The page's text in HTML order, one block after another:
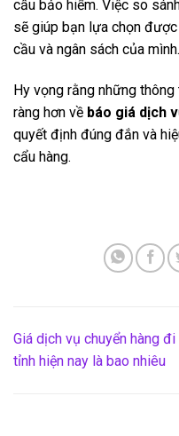
cầu bảo hiểm. Việc so
sẽ giúp bạn lựa chọn
cầu và ngân sách của mình.
Hy vọng rằng những
ràng hơn về báo giá dịch
quyết định đúng đắn và
cẩu hàng.
Giá dịch vụ chuyển hàng đi
tỉnh hiện nay là bao nhiêu